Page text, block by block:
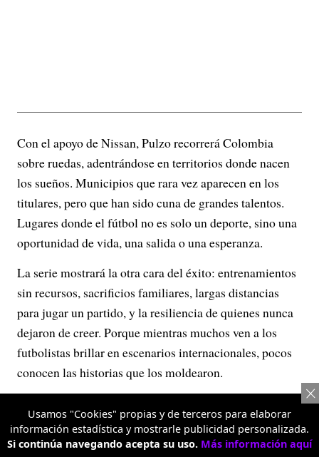
Con el apoyo de Nissan, Pulzo recorrerá Colombia
sobre ruedas, adentrándose en territorios donde nacen
los sueños. Municipios que rara vez aparecen en los
titulares, pero que han sido cuna de grandes talentos.
Lugares donde el fútbol no es solo un deporte, sino una
oportunidad de vida, una salida o una esperanza.
La serie mostrará la otra cara del éxito: entrenamientos
sin recursos, sacrificios familiares, largas distancias
para jugar un partido, y la resiliencia de quienes nunca
dejaron de creer. Porque mientras muchos ven a los
futbolistas brillar en escenarios internacionales, pocos
conocen las historias que los moldearon.
Publicidad
Usamos "Cookies" propias y de terceros para elaborar
información estadística y mostrarle publicidad personalizada.
Si continúa navegando acepta su uso. Más información aquí